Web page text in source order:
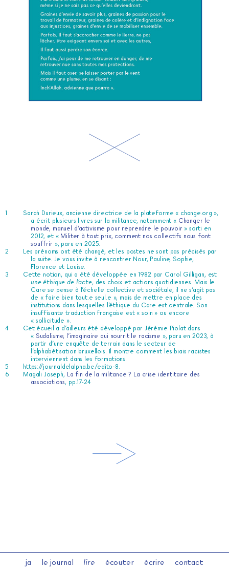
Sarah Durieux, ancienne directrice de la plateforme « change.org »,
a écrit plusieurs livres sur la militance, notamment « Changer le
monde, manuel d’activisme pour reprendre le pouvoir » sorti en
2012, et « Militer à tout prix, comment nos collectifs nous font
souffrir », paru en 2025.
Les prénoms ont été changé, et les postes ne sont pas précisés par
la suite. Je vous invite à rencontrer Nour, Pauline, Sophie,
Florence et Louise.
Cette notion, qui a été développée en 1982 par Carol Gilligan, est
une éthique de l’acte, des choix et actions quotidiennes. Mais le
Care se pense à l’échelle collective et sociétale, il ne s’agit pas
de « faire bien tout.e seul.e », mais de mettre en place des
institutions dans lesquelles l’éthique du Care est centrale. Son
insuffisante traduction française est « soin » ou encore
« sollicitude ».
Cet écueil a d’ailleurs été développé par Jérémie Piolat dans
« Sudalisme, l’imaginaire qui nourrit le racisme », paru en 2023, à
partir d’une enquête de terrain dans le secteur de
l’alphabétisation bruxellois. Il montre comment les biais racistes
interviennent dans les formations.
https://journaldelalpha.be/edito-8.
Magali Joseph, La fin de la militance ? La crise identitaire des
associations, pp.17-24
ja le journal lire écouter écrire contact